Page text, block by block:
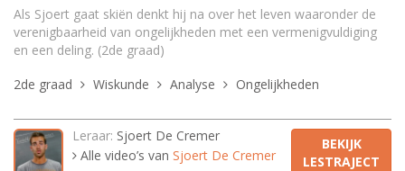
Als Sjoert gaat skiën denkt hij na over het leven waaronder de
verenigbaarheid van ongelijkheden met een vermenigvuldiging
en een deling. (2de graad)
2de graad
Wiskunde Analyse Ongelijkheden
Leraar: Sjoert De Cremer
Alle video’s van Sjoert De Cremer
BEKIJK
LESTRAJECT